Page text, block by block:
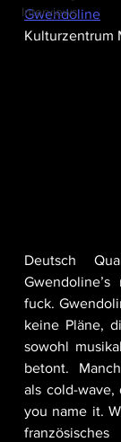
Interviews
Gwendoline
Kulturzentrum
Deutsch
fuck.
keine Pläne,
sowohl
betont.
als cold-wave,
you name it.